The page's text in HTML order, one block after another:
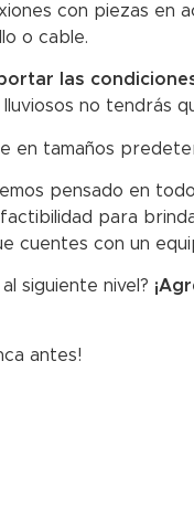
con piezas en
o cable.
las
no tendrás
en tamaños
pensado en
para
cuentes con un
siguiente nivel?
antes!